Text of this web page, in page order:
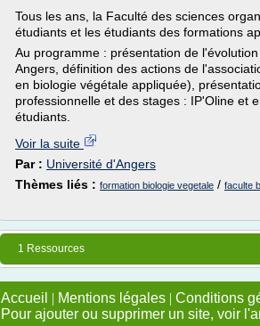
Tous les ans, la Faculté des sciences
étudiants et les étudiants des formations
Au programme : présentation de
Angers, définition des actions de
en biologie végétale appliquée),
professionnelle et des stages : IP'Oline et
étudiants.
Voir la suite
Par : Université d'Angers
Thèmes liés : formation biologie vegetale / faculte
1 Ressources
Accueil | Mentions légales | Conditions
Pour ajouter ou supprimer un site, voir